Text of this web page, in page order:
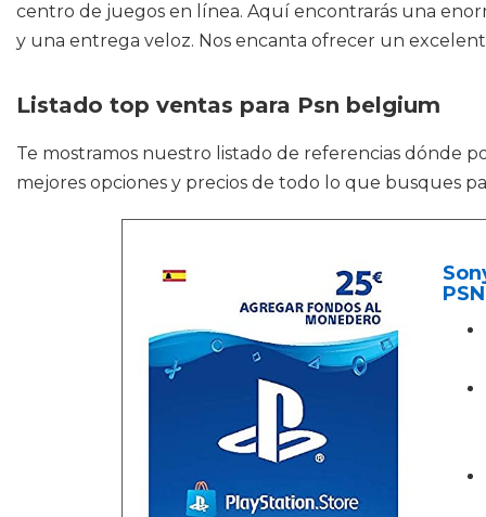
centro de juegos en línea. Aquí encontrarás una
y una entrega veloz. Nos encanta ofrecer un
Listado top ventas para Psn belgium
Te mostramos nuestro listado de referencias dónde
mejores opciones y precios de todo lo que busques